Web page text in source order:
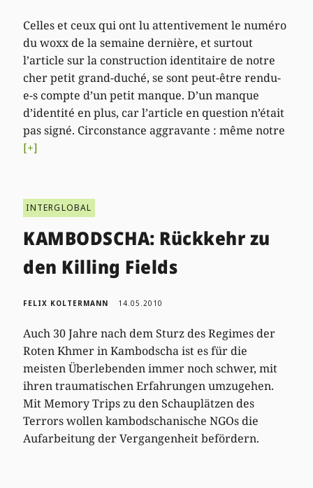
Celles et ceux qui ont lu attentivement le numéro
du woxx de la semaine dernière, et surtout
l’article sur la construction identitaire de notre
cher petit grand-duché, se sont peut-être rendu-
e-s compte d’un petit manque. D’un manque
d’identité en plus, car l’article en question n’était
pas signé. Circonstance aggravante : même notre
[+]
INTERGLOBAL
KAMBODSCHA: Rückkehr zu
den Killing Fields
FELIX KOLTERMANN 14.05.2010
Auch 30 Jahre nach dem Sturz des Regimes der
Roten Khmer in Kambodscha ist es für die
meisten Überlebenden immer noch schwer, mit
ihren traumatischen Erfahrungen umzugehen.
Mit Memory Trips zu den Schauplätzen des
Terrors wollen kambodschanische NGOs die
Aufarbeitung der Vergangenheit befördern.